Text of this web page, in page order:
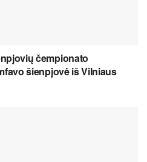
čempionato
šienpjovė iš Vilniaus